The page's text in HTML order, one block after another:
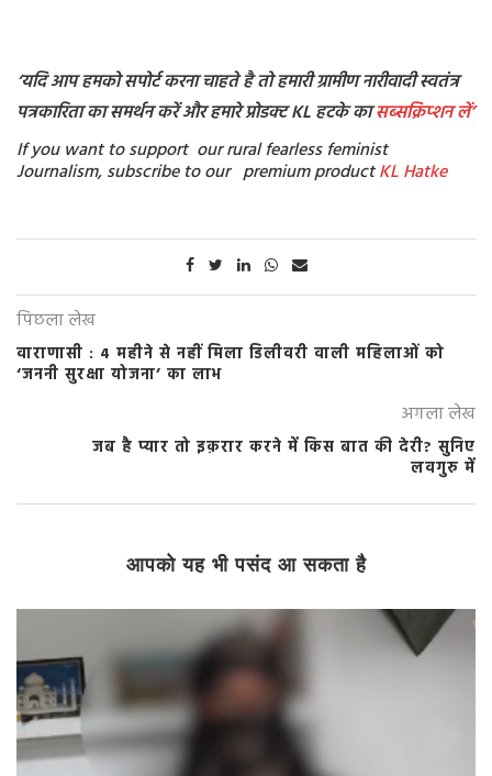
‘यदि आप हमको सपोर्ट करना चाहते है तो हमारी ग्रामीण नारीवादी स्वतंत्र
पत्रकारिता का समर्थन करें और हमारे प्रोडक्ट KL हटके कासब्सक्रिप्शनलें’
If you want to support our rural fearless feminist
Journalism, subscribe to our premium productKL Hatke
पिछला लेख
वाराणासी : 4 महीने से नहीं मिला डिलीवरी वाली महिलाओं को
‘जननी सुरक्षा योजना’ का लाभ
अगला लेख
जब है प्यार तो इक़रार करने में किस बात की देरी? सुनिए
लवगुरु में
आपको यह भी पसंद आ सकता है